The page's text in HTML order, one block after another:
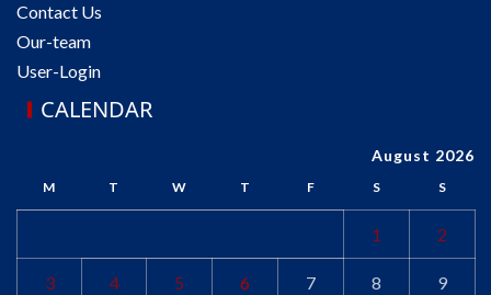
Contact Us
Our-team
User-Login
CALENDAR
August 2026
M T W T F S S
1 2
3 4 5 6 7 8 9